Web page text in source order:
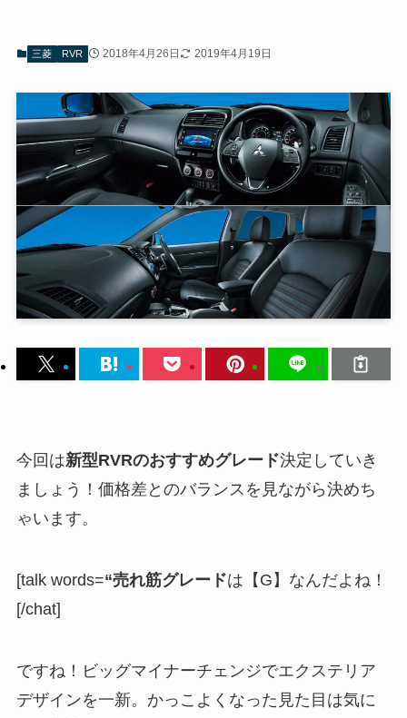
三菱 RVR 2018年4月26日 2019年4月19日
今回は新型RVRのおすすめグレード決定していき
ましょう！価格差とのバランスを見ながら決めち
ゃいます。
[talk words=“売れ筋グレードは【G】なんだよね！
[/chat]
ですね！ビッグマイナーチェンジでエクステリア
デザインを一新。かっこよくなった見た目は気に